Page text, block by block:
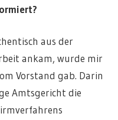
aus der
ankam, wurde mir
Vorstand gab. Darin
Amtsgericht die